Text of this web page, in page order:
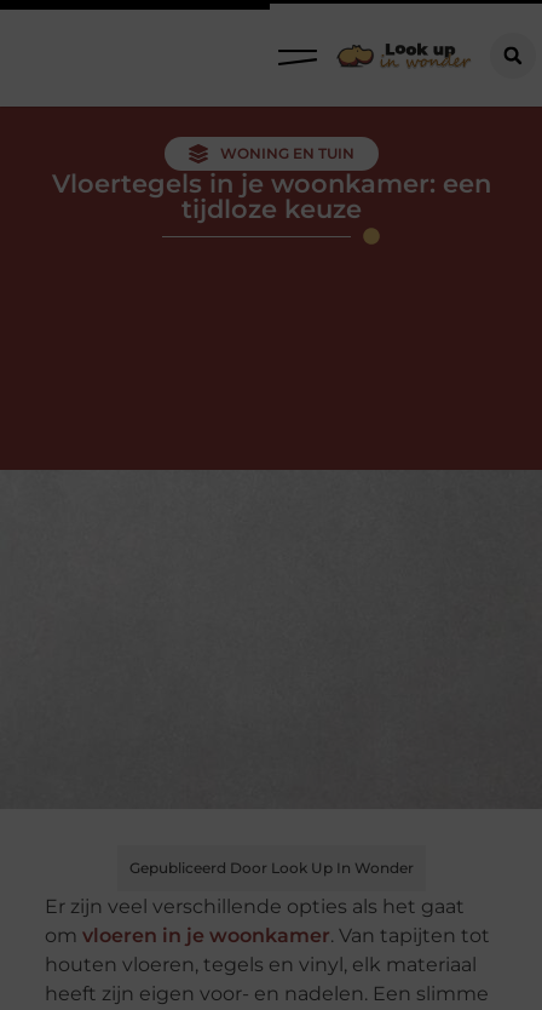
WONING EN TUIN
Vloertegels in je woonkamer: een
tijdloze keuze
Gepubliceerd Door Look Up In Wonder
Er zijn veel verschillende opties als het gaat
om vloeren in je woonkamer. Van tapijten tot
houten vloeren, tegels en vinyl, elk materiaal
heeft zijn eigen voor- en nadelen. Een slimme